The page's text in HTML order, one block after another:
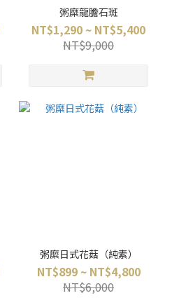
粥糜龍膽石斑
NT$1,290 ~ NT$5,400
NT$9,000
粥糜日式花菇（純素）
NT$899 ~ NT$4,800
NT$6,000